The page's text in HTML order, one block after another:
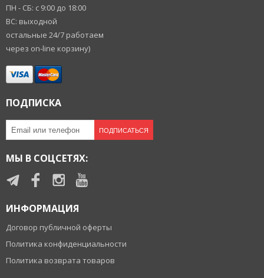
ПН - СБ: с 9:00 до 18:00
ВС: выходной
остальные 24/7 работаем
через on-line корзину)
ПОДПИСКА
ПОДПИСАТЬСЯ
МЫ В СОЦСЕТЯХ:
ИНФОРМАЦИЯ
Договор публичной оферты
Политика конфиденциальности
Политика возврата товаров